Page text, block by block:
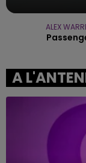
ALEX
A